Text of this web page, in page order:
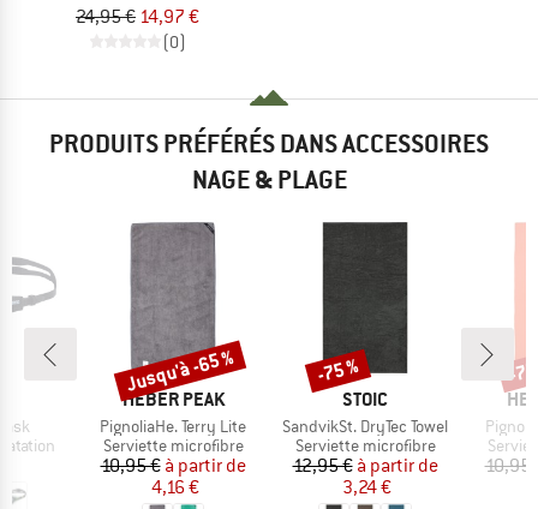
24,95 € 14,97 €
(0)
PRODUITS PRÉFÉRÉS DANS ACCESSOIRES
NAGE & PLAGE
MARQUE
HEBER PEAK
Article
PignoliaHe. Terry Lite
Product group
Serviette microfibre
Prix
10,95 € Prix réduit
à partir de
4,16 €
Remise
Jusqu'à -65 %
MARQUE
STOIC
Article
SandvikSt. DryTec Towel
Product group
Serviette microfibre
Prix
12,95 € Prix réduit
à partir de
3,24 €
Remise
-75 %
Article
10,95
-